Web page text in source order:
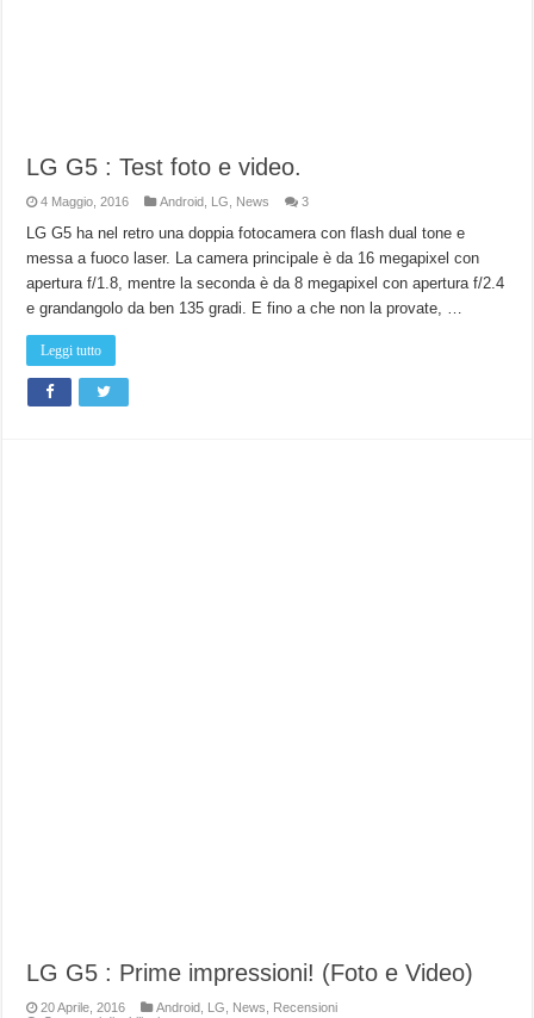
LG G5 : Test foto e video.
4 Maggio, 2016 Android LG News 3
LG G5 ha nel retro una doppia fotocamera con flash dual tone e
messa a fuoco laser. La camera principale è da 16 megapixel con
apertura f/1.8, mentre la seconda è da 8 megapixel con apertura f/2.4
e grandangolo da ben 135 gradi. E fino a che non la provate, …
Leggi tutto
LG G5 : Prime impressioni! (Foto e Video)
20 Aprile, 2016 Android LG News
Recensioni